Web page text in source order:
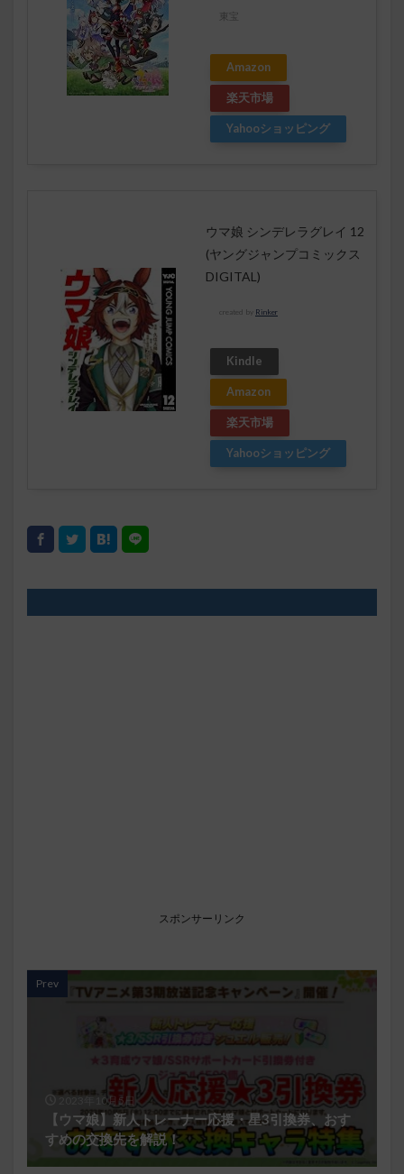
東宝
Amazon
楽天市場
Yahooショッピング
ウマ娘 シンデレラグレイ 12
(ヤングジャンプコミックス
DIGITAL)
created by Rinker
Kindle
Amazon
楽天市場
Yahooショッピング
スポンサーリンク
Prev
2023年10月5日
【ウマ娘】新人トレーナー応援・星3引換券、おす
すめの交換先を解説！